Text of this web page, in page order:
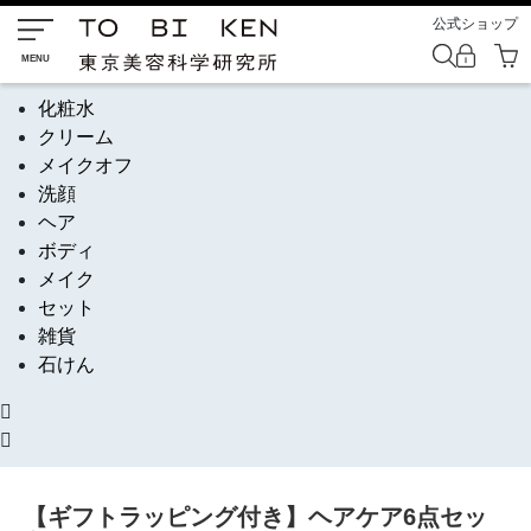
公式ショップ
化粧水
クリーム
メイクオフ
洗顔
ヘア
ボディ
メイク
セット
雑貨
石けん
【ギフトラッピング付き】ヘアケア6点セッ